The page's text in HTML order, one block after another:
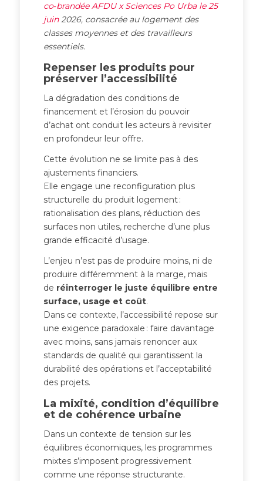
co‑brandée AFDU x Sciences Po Urba le 25
juin2026, consacrée au logement des
classes moyennes et des travailleurs
essentiels.
Repenser les produits pour
préserver l’accessibilité
La dégradation des conditions de
financement et l’érosion du pouvoir
d’achat ont conduit les acteurs à revisiter
en profondeur leur offre.
Cette évolution ne se limite pas à des
ajustements financiers.
Elle engage une reconfiguration plus
structurelle du produit logement :
rationalisation des plans, réduction des
surfaces non utiles, recherche d’une plus
grande efficacité d’usage.
L’enjeu n’est pas de produire moins, ni de
produire différemment à la marge, mais
de réinterroger le juste équilibre entre
surface, usage et coût.
Dans ce contexte, l’accessibilité repose sur
une exigence paradoxale : faire davantage
avec moins, sans jamais renoncer aux
standards de qualité qui garantissent la
durabilité des opérations et l’acceptabilité
des projets.
La mixité, condition d’équilibre
et de cohérence urbaine
Dans un contexte de tension sur les
équilibres économiques, les programmes
mixtes s’imposent progressivement
comme une réponse structurante.